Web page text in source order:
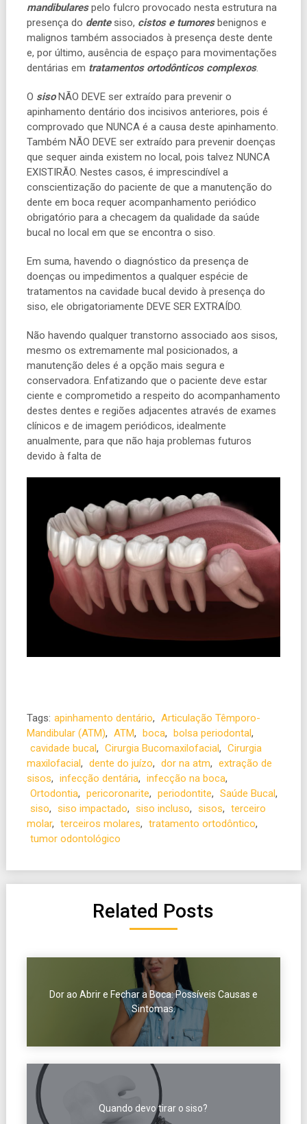
mandibularespelo fulcro provocado nesta estrutura na
presença do dentesiso, cistos e tumoresbenignos e
malignos também associados à presença deste dente
e, por último, ausência de espaço para movimentações
dentárias em tratamentos ortodônticos complexos.
O sisoNÃO DEVE ser extraído para prevenir o
apinhamento dentário dos incisivos anteriores, pois é
comprovado que NUNCA é a causa deste apinhamento.
Também NÃO DEVE ser extraído para prevenir doenças
que sequer ainda existem no local, pois talvez NUNCA
EXISTIRÃO. Nestes casos, é imprescindível a
conscientização do paciente de que a manutenção do
dente em boca requer acompanhamento periódico
obrigatório para a checagem da qualidade da saúde
bucal no local em que se encontra o siso.
Em suma, havendo o diagnóstico da presença de
doenças ou impedimentos a qualquer espécie de
tratamentos na cavidade bucal devido à presença do
siso, ele obrigatoriamente DEVE SER EXTRAÍDO.
Não havendo qualquer transtorno associado aos sisos,
mesmo os extremamente mal posicionados, a
manutenção deles é a opção mais segura e
conservadora. Enfatizando que o paciente deve estar
ciente e comprometido a respeito do acompanhamento
destes dentes e regiões adjacentes através de exames
clínicos e de imagem periódicos, idealmente
anualmente, para que não haja problemas futuros
devido à falta de
Tags: apinhamento dentário, Articulação Têmporo-
Mandibular (ATM), ATM, boca, bolsa periodontal,
cavidade bucal, Cirurgia Bucomaxilofacial, Cirurgia
maxilofacial, dente do juízo, dor na atm, extração de
sisos, infecção dentária, infecção na boca,
Ortodontia, pericoronarite, periodontite, Saúde Bucal,
siso, siso impactado, siso incluso, sisos, terceiro
molar, terceiros molares, tratamento ortodôntico,
tumor odontológico
Related Posts
Dor ao Abrir e Fechar a Boca: Possíveis Causas e
Sintomas.
Quando devo tirar o siso?